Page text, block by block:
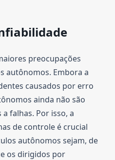
preocupações
autônomos. Embora a
causados por erro
ainda não são
falhas. Por isso, a
de controle é crucial
autônomos sejam, de
os dirigidos por